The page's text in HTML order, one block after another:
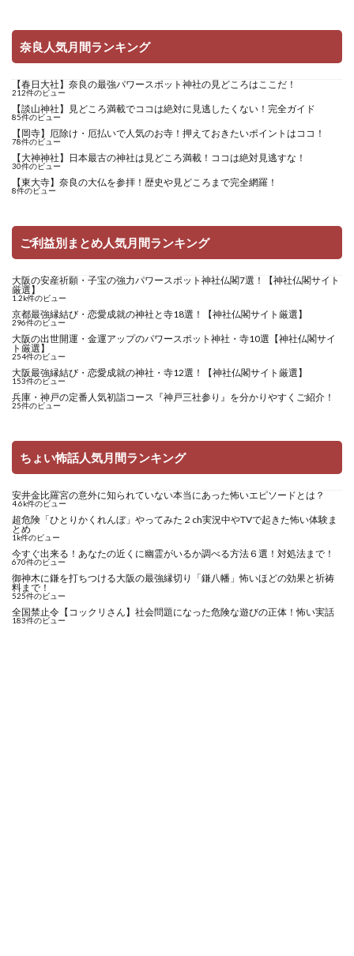
奈良人気月間ランキング
【春日大社】奈良の最強パワースポット神社の見どころはここだ！
212件のビュー
【談山神社】見どころ満載でココは絶対に見逃したくない！完全ガイド
85件のビュー
【岡寺】厄除け・厄払いで人気のお寺！押えておきたいポイントはココ！
78件のビュー
【大神神社】日本最古の神社は見どころ満載！ココは絶対見逃すな！
30件のビュー
【東大寺】奈良の大仏を参拝！歴史や見どころまで完全網羅！
8件のビュー
ご利益別まとめ人気月間ランキング
大阪の安産祈願・子宝の強力パワースポット神社仏閣7選！【神社仏閣サイト
厳選】
1.2k件のビュー
京都最強縁結び・恋愛成就の神社と寺18選！【神社仏閣サイト厳選】
296件のビュー
大阪の出世開運・金運アップのパワースポット神社・寺10選【神社仏閣サイ
ト厳選】
254件のビュー
大阪最強縁結び・恋愛成就の神社・寺12選！【神社仏閣サイト厳選】
153件のビュー
兵庫・神戸の定番人気初詣コース『神戸三社参り』を分かりやすくご紹介！
25件のビュー
ちょい怖話人気月間ランキング
安井金比羅宮の意外に知られていない本当にあった怖いエピソードとは？
4.6k件のビュー
超危険「ひとりかくれんぼ」やってみた２ch実況中やTVで起きた怖い体験ま
とめ
1k件のビュー
今すぐ出来る！あなたの近くに幽霊がいるか調べる方法６選！対処法まで！
670件のビュー
御神木に鎌を打ちつける大阪の最強縁切り「鎌八幡」怖いほどの効果と祈祷
料まで！
525件のビュー
全国禁止令【コックリさん】社会問題になった危険な遊びの正体！怖い実話
183件のビュー